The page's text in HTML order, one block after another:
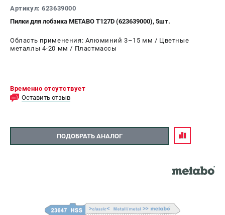
Артикул: 623639000
Пилки для лобзика METABO T127D (623639000), 5шт.
Область применения: Алюминий 3–15 мм / Цветные
металлы 4-20 мм / Пластмассы
Временно отсутствует
Оставить отзыв
ПОДОБРАТЬ АНАЛОГ